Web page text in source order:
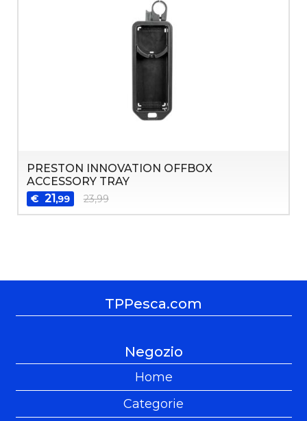
PRESTON INNOVATION OFFBOX
ACCESSORY TRAY
€ 21 ,99 23,99
TPPesca.com
Negozio
Home
Categorie